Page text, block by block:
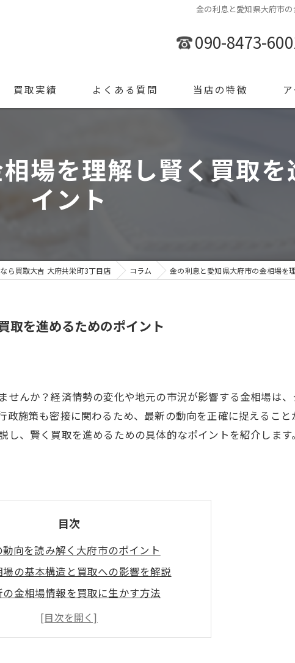
金の利息と愛知県大府市
090-8473-
買取実績 よくある質問 当店の特徴
ブランド品
場を理解し賢く買取
イント
ら買取大吉 大府共栄町3丁目店 コラム 金の利息と愛知県大府市の金相場を
取を進めるためのポイント
んか？経済情勢の変化や地元の市況が影響する金相場は
施策も密接に関わるため、最新の動向を正確に捉えること
、賢く買取を進めるための具体的なポイントを紹介しま
目次
向を読み解く大府市のポイント
場の基本構造と買取への影響を解説
の金相場情報を買取に生かす方法
場の変動要因と大府市の特徴を探る
時の金相場チェックで失敗を防ぐ秘訣